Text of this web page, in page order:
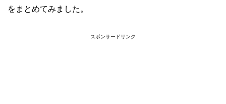
をまとめてみました。
スポンサードリンク